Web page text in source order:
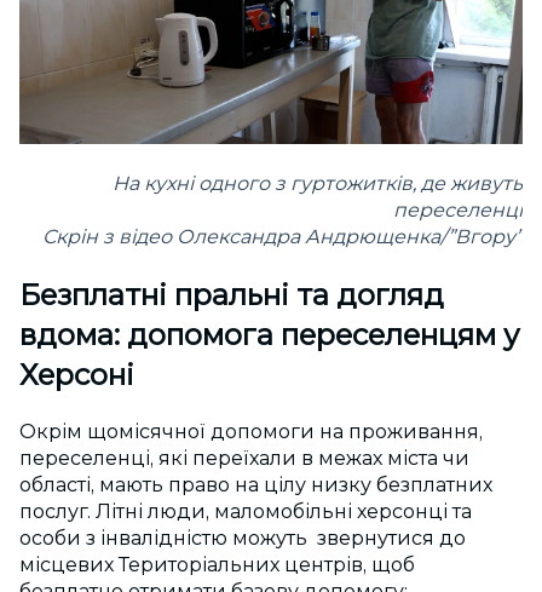
На кухні одного з гуртожитків, де живуть
переселенці
Скрін з відео Олександра Андрющенка/”Вгору”
Безплатні пральні та догляд
вдома: допомога переселенцям у
Херсоні
Окрім щомісячної допомоги на проживання,
переселенці, які переїхали в межах міста чи
області, мають право на цілу низку безплатних
послуг. Літні люди, маломобільні херсонці та
особи з інвалідністю можуть звернутися до
місцевих Територіальних центрів, щоб